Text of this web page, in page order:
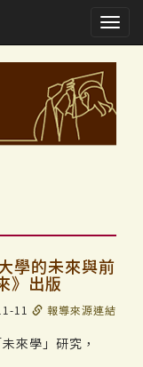
學的未來與前
》出版
11 報導來源連結
來學」研究，